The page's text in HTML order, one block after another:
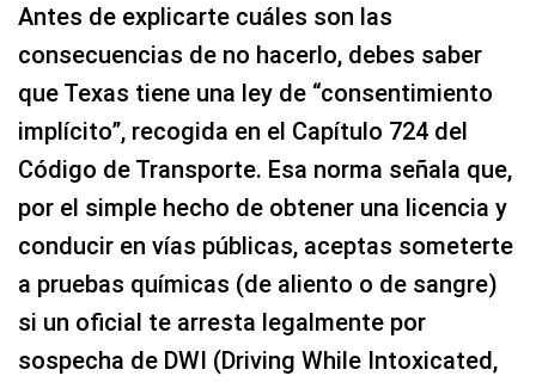
Antes de explicarte cuáles son las
consecuencias de no hacerlo, debes saber
que Texas tiene una ley de “consentimiento
implícito”, recogida en el Capítulo 724 del
Código de Transporte. Esa norma señala que,
por el simple hecho de obtener una licencia y
conducir en vías públicas, aceptas someterte
a pruebas químicas (de aliento o de sangre)
si un oficial te arresta legalmente por
sospecha de DWI (Driving While Intoxicated,